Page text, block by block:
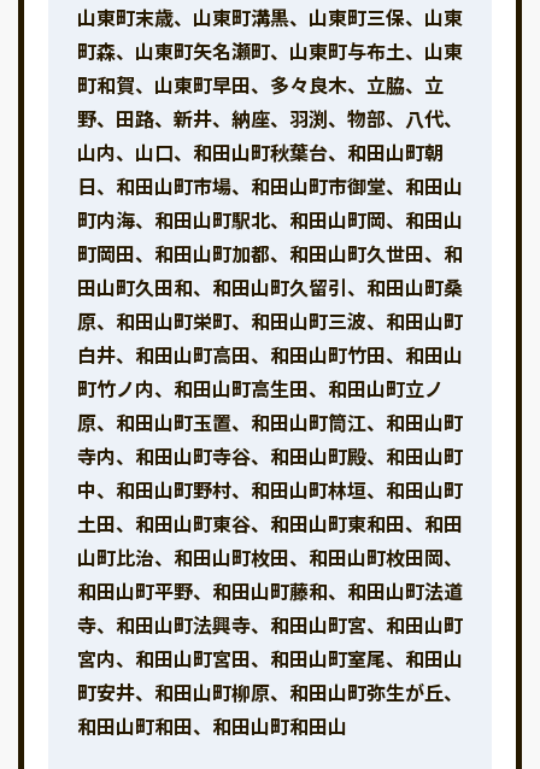
山東町末歳、山東町溝黒、山東町三保、山東
町森、山東町矢名瀬町、山東町与布土、山東
町和賀、山東町早田、多々良木、立脇、立
野、田路、新井、納座、羽渕、物部、八代、
山内、山口、和田山町秋葉台、和田山町朝
日、和田山町市場、和田山町市御堂、和田山
町内海、和田山町駅北、和田山町岡、和田山
町岡田、和田山町加都、和田山町久世田、和
田山町久田和、和田山町久留引、和田山町桑
原、和田山町栄町、和田山町三波、和田山町
白井、和田山町高田、和田山町竹田、和田山
町竹ノ内、和田山町高生田、和田山町立ノ
原、和田山町玉置、和田山町筒江、和田山町
寺内、和田山町寺谷、和田山町殿、和田山町
中、和田山町野村、和田山町林垣、和田山町
土田、和田山町東谷、和田山町東和田、和田
山町比治、和田山町枚田、和田山町枚田岡、
和田山町平野、和田山町藤和、和田山町法道
寺、和田山町法興寺、和田山町宮、和田山町
宮内、和田山町宮田、和田山町室尾、和田山
町安井、和田山町柳原、和田山町弥生が丘、
和田山町和田、和田山町和田山